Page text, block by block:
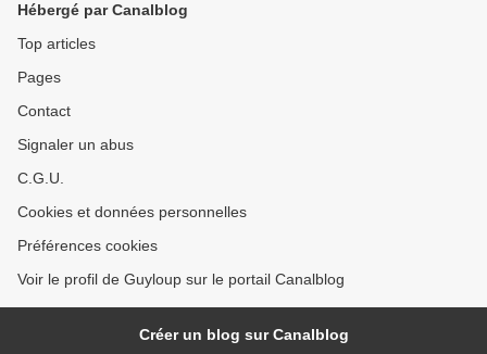
Hébergé par Canalblog
Top articles
Pages
Contact
Signaler un abus
C.G.U.
Cookies et données personnelles
Préférences cookies
Voir le profil de Guyloup sur le portail Canalblog
Créer un blog sur Canalblog